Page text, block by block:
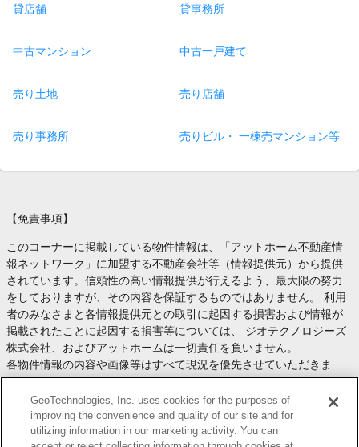
貸店舗 貸事務所
中古マンション 中古一戸建て
売り土地 売り店舗
売り事務所 売りビル・ 一棟売マンション等
【免責事項】
このコーナーに掲載している物件情報は、「アットホーム不動産情
報ネットワーク」に加盟する不動産会社等（情報提供元）から提供
されています。信頼性の高い情報提供が行えるよう、最大限の努力
をしておりますが、その内容を保証するものではありません。 利用
者のみなさまと各情報提供元との取引に起因する損害および情報が
掲載されたことに起因する損害等については、 ジオテクノロジーズ
株式会社、およびアットホームは一切責任を負いません。
各物件情報の内容や画像等はすべて現況を優先させていただきま
す。
お取引等（お取引の準備、資金調達等を含みます）の際には、内容
や契約条件等について、 各情報提供元より十分な説明を受け、ご自
身でご確認の上、判断してください。
GeoTechnologies, Inc. uses cookies for the purposes of
improving the convenience and quality of our site and for
utilizing information in our marketing activity. You can